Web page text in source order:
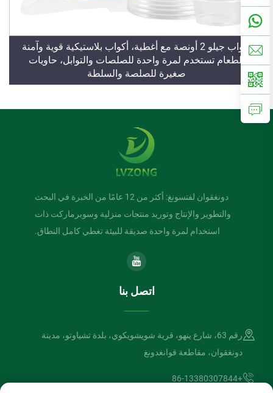
أكواب جيلو 2 أونصة مع أغطية، أكواب بلاستيكية قوية وآمنة
للطعام تستخدم لمرة واحدة للصلصات والتوابل، حاويات
صغيرة للصلصة والسلطة
دونغقوان لفتسونغ: أكثر من 12 عامًا من الخبرة في البحث
والتطوير والإنتاج وتوريد منتجات منزلية وسوبرماركت ذات
استخدام لمرة واحدة صديقة للبيئة تغطي كامل النطاق.
اتصل بنا
رقم 63، شارع ينهو، قرية شويشويكوي، بلدة تشياوتو، مدينة
دونغقوان، مقاطعة قوانغدونغ
+86-13380307844